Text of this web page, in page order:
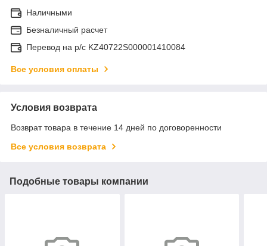
Наличными
Безналичный расчет
Перевод на р/с KZ40722S000001410084
Все условия оплаты
Условия возврата
Возврат товара в течение 14 дней по договоренности
Все условия возврата
Подобные товары компании